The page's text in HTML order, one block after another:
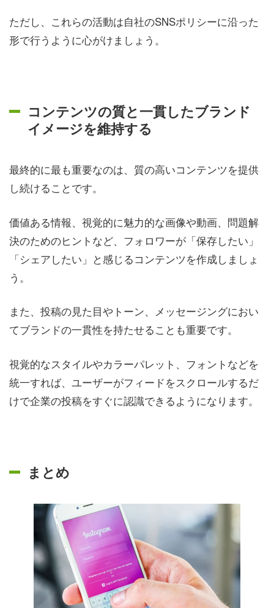
ただし、これらの活動は自社のSNSポリシーに沿った
形で行うように心がけましょう。
コンテンツの質と一貫したブランド
イメージを維持する
最終的に最も重要なのは、質の高いコンテンツを提供
し続けることです。
価値ある情報、視覚的に魅力的な画像や動画、問題解
決のためのヒントなど、フォロワーが「保存したい」
「シェアしたい」と感じるコンテンツを作成しましょ
う。
また、投稿の見た目やトーン、メッセージングにおい
てブランドの一貫性を持たせることも重要です。
視覚的なスタイルやカラーパレット、フォントなどを
統一すれば、ユーザーがフィードをスクロールするだ
けで企業の投稿をすぐに認識できるようになります。
まとめ